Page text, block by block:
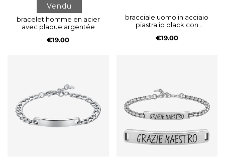
Vendu
bracelet homme en acier
avec plaque argentée
€19.00
bracciale uomo in acciaio
piastra ip black con
€19.00